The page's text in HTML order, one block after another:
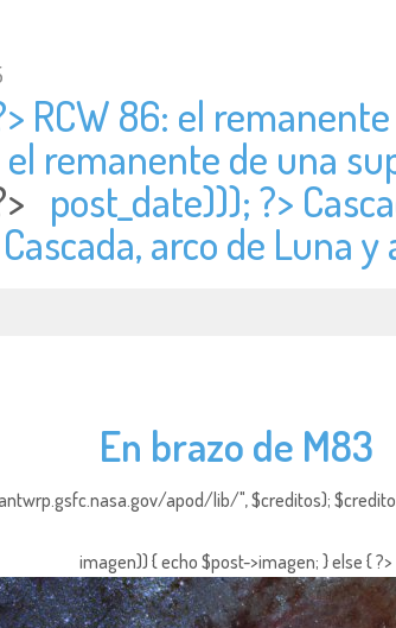
RCW 86: el
el remanente de una
post_date))); ?>
arco de Luna
En brazo de M83
apod/lib/", $creditos);
imagen)) { echo $post->imagen; } else { ?>